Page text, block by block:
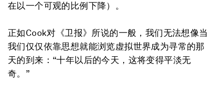
在以一个可观的比例下降）。
正如Cook对《卫报》所说的一般，我们无法想像当
我们仅仅依靠思想就能浏览虚拟世界成为寻常的那
天的到来：“十年以后的今天，这将变得平淡无
奇。”